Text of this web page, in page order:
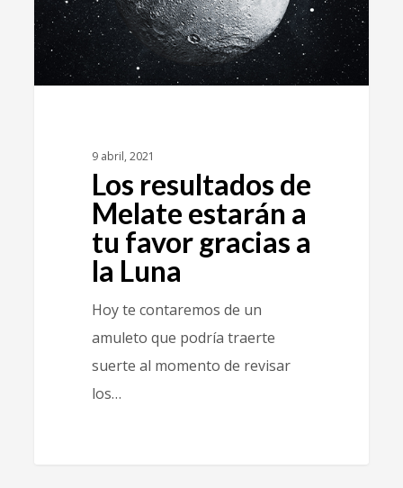
9 abril, 2021
Los resultados de
Melate estarán a
tu favor gracias a
la Luna
Hoy te contaremos de un
amuleto que podría traerte
suerte al momento de revisar
los…